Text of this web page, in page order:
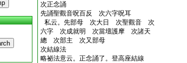
次正念誦
先誦聖觀音呪百反 次六字呪耳
私云。先部母 次大日 次聖觀音 次
六字 次成就明 次當壇護摩 次諸天
總 次部主 次又部母
次結線法
略祕法意云。正念誦了。登高座結線